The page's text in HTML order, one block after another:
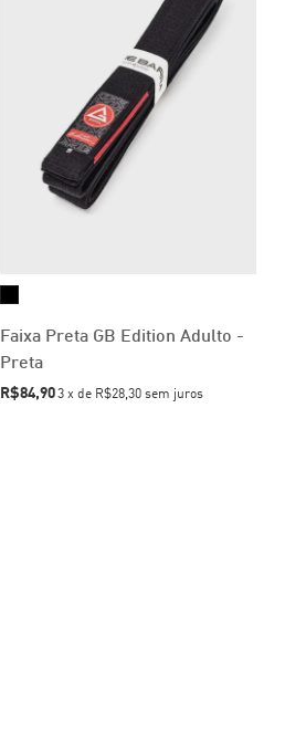
Faixa Preta GB Edition Adulto -
Preta
R$84,90 3 xde R$28,30 sem juros